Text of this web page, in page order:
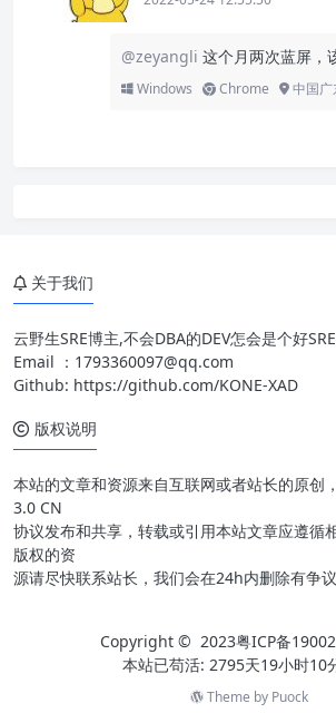
@zeyangli 这个月两次蓝屏，
Windows Chrome 中国
关于我们
云野生SRE博主,不会DBA的DEV怎会是个好SRE
Email ： 1793360097@qq.com
Github: https://github.com/KONE-XAD
版权说明
本站的文章和资源来自互联网或者站长的原创
3.0 CN
协议发布和共享，转载或引用本站文章应遵循
版权的资
源请尽快联系站长，我们会在24h内删除有争议
Copyright © 2023粤ICP备
本站已苟活: 2795天19小时10
Theme by Puock